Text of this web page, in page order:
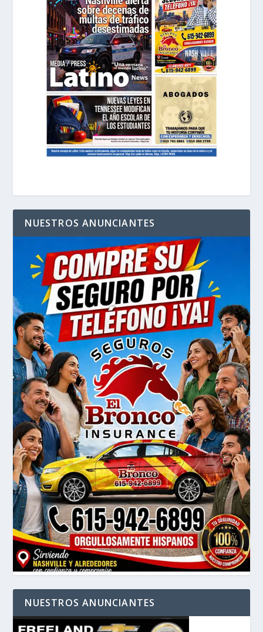
NUESTROS ANUNCIANTES
NUESTROS ANUNCIANTES